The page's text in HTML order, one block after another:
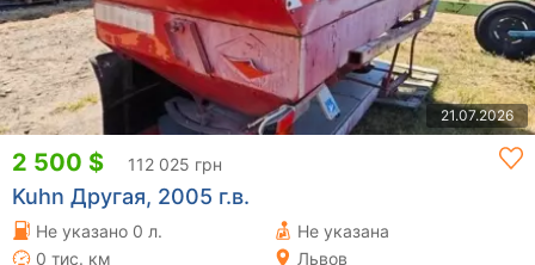
21.07.2026
2 500 $ 112 025 грн
Kuhn Другая, 2005 г.в.
Не указано 0 л.
Не указана
0 тис. км
Львов